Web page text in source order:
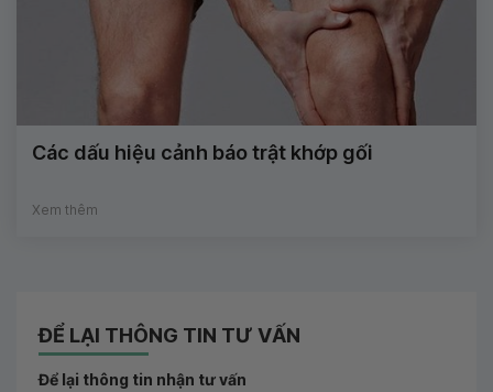
Các dấu hiệu cảnh báo trật khớp gối
Xem thêm
ĐỂ LẠI THÔNG TIN TƯ VẤN
Để lại thông tin nhận tư vấn